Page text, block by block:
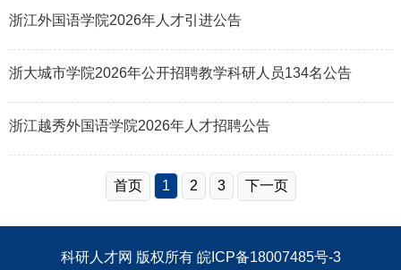
浙江外国语学院2026年人才引进公告
浙大城市学院2026年公开招聘教学科研人员134名公告
浙江越秀外国语学院2026年人才招聘公告
首页 1 2 3 下一页
科研人才网 版权所有 皖ICP备18007485号-3